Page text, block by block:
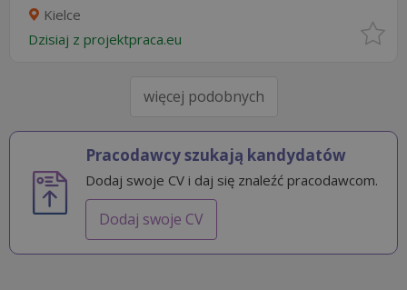
Kielce
Dzisiaj z projektpraca.eu
więcej podobnych
Pracodawcy szukają kandydatów
Dodaj swoje CV i daj się znaleźć pracodawcom.
Dodaj swoje CV